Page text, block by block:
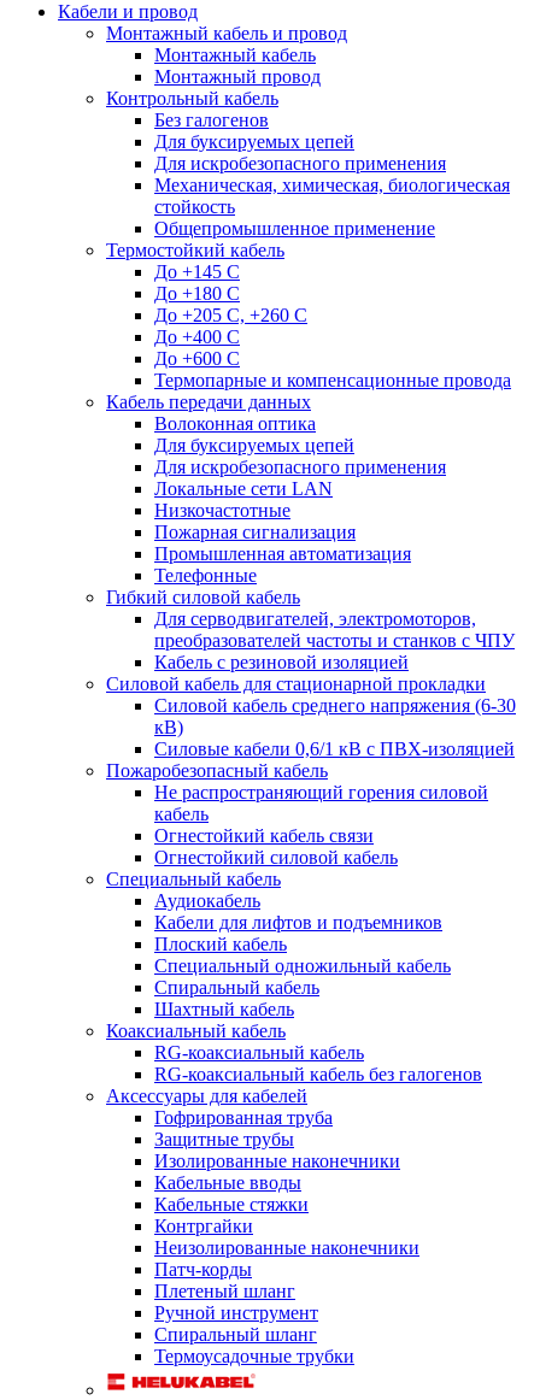
Кабели и провод
Монтажный кабель и провод
Монтажный кабель
Монтажный провод
Контрольный кабель
Без галогенов
Для буксируемых цепей
Для искробезопасного применения
Механическая, химическая, биологическая
стойкость
Общепромышленное применение
Термостойкий кабель
До +145 С
До +180 C
До +205 С, +260 С
До +400 C
До +600 С
Термопарные и компенсационные провода
Кабель передачи данных
Волоконная оптика
Для буксируемых цепей
Для искробезопасного применения
Локальные сети LAN
Низкочастотные
Пожарная сигнализация
Промышленная автоматизация
Телефонные
Гибкий силовой кабель
Для серводвигателей, электромоторов,
преобразователей частоты и станков с ЧПУ
Кабель с резиновой изоляцией
Силовой кабель для стационарной прокладки
Силовой кабель среднего напряжения (6-30
кВ)
Силовые кабели 0,6/1 кВ с ПВХ-изоляцией
Пожаробезопасный кабель
Не распространяющий горения силовой
кабель
Огнестойкий кабель связи
Огнестойкий силовой кабель
Специальный кабель
Аудиокабель
Кабели для лифтов и подъемников
Плоский кабель
Специальный одножильный кабель
Спиральный кабель
Шахтный кабель
Коаксиальный кабель
RG-коаксиальный кабель
RG-коаксиальный кабель без галогенов
Аксессуары для кабелей
Гофрированная труба
Защитные трубы
Изолированные наконечники
Кабельные вводы
Кабельные стяжки
Контргайки
Неизолированные наконечники
Патч-корды
Плетеный шланг
Ручной инструмент
Спиральный шланг
Термоусадочные трубки